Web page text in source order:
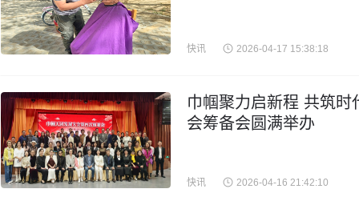
快讯 2026-04-17 15:38:18
巾帼聚力启新程 共筑
会筹备会圆满举办
快讯 2026-04-16 21:42:10